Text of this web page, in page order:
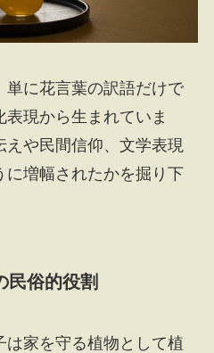
単に花言葉の訳語だけで
現から生まれていま
えや民間信仰、文学表現
に増幅されたかを掘り下
民俗的役割
家を守る植物として植